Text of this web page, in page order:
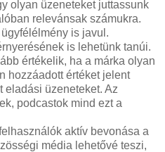
olyan üzeneteket juttassunk
relevánsak számukra.
is javul.
is lehetünk tanúi.
értékelik, ha a márka olyan
hozzáadott értéket jelent
eladási üzeneteket. Az
podcastok mind ezt a
aktív bevonása a
média lehetővé teszi,